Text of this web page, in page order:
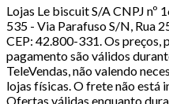
Lojas Le biscuit S/A CNPJ
535 - Via Parafuso S/N, Rua
CEP: 42.800-331. Os preços,
pagamento são válidos
TeleVendas, não valendo
lojas físicas. O frete não está
Ofertas válidas enquanto